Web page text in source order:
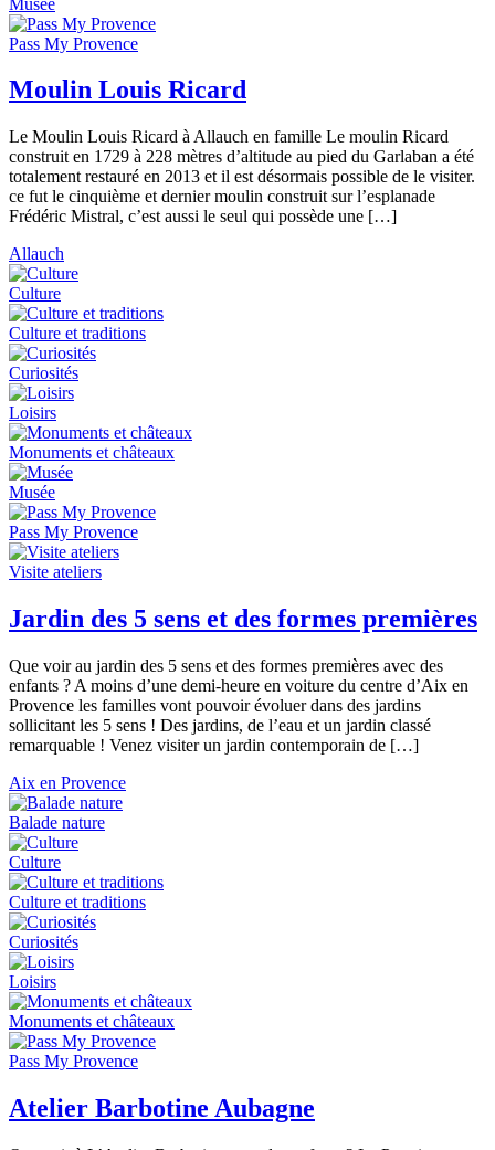
Pass My Provence
Moulin Louis Ricard
Le Moulin Louis Ricard à Allauch en famille Le moulin Ricard
construit en 1729 à 228 mètres d’altitude au pied du Garlaban a été
totalement restauré en 2013 et il est désormais possible de le visiter.
ce fut le cinquième et dernier moulin construit sur l’esplanade
Frédéric Mistral, c’est aussi le seul qui possède une […]
Allauch
Culture
Culture et traditions
Curiosités
Loisirs
Monuments et châteaux
Musée
Pass My Provence
Visite ateliers
Jardin des 5 sens et des formes premières
Que voir au jardin des 5 sens et des formes premières avec des
enfants ? A moins d’une demi-heure en voiture du centre d’Aix en
Provence les familles vont pouvoir évoluer dans des jardins
sollicitant les 5 sens ! Des jardins, de l’eau et un jardin classé
remarquable ! Venez visiter un jardin contemporain de […]
Aix en Provence
Balade nature
Culture
Culture et traditions
Curiosités
Loisirs
Monuments et châteaux
Pass My Provence
Atelier Barbotine Aubagne